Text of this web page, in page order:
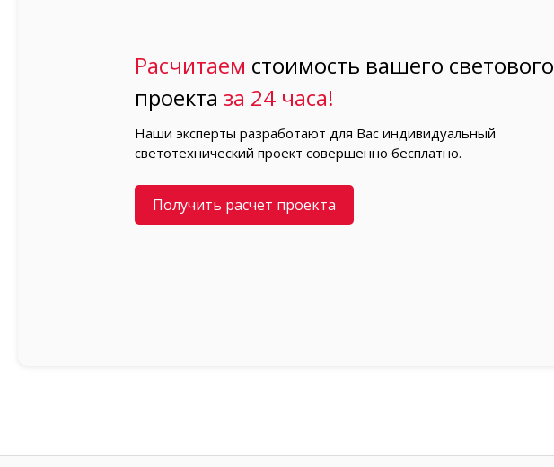
Расчитаем стоимость вашего светового
проектаза 24 часа!
Наши эксперты разработают для Вас индивидуальный
светотехнический проект совершенно бесплатно.
Получить расчет проекта